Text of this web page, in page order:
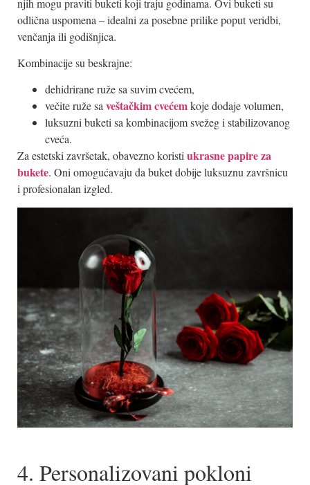
odlična uspomena – idealni za posebne prilike poput veridbi,
venčanja ili godišnjica.
Kombinacije su beskrajne:
dehidrirane ruže sa suvim cvećem,
večite ruže saveštačkim cvećemkoje dodaje volumen,
luksuzni buketi sa kombinacijom svežeg i stabilizovanog
cveća.
Za estetski završetak, obavezno koristiukrasne papire za
bukete. Oni omogućavaju da buket dobije luksuznu završnicu
i profesionalan izgled.
4. Personalizovani pokloni